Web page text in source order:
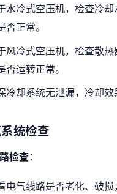
水冷式空压机，检查冷
否正常。
风冷式空压机，检查散
否运转正常。
冷却系统无泄漏，冷却效
统检查
检查：
电气线路是否老化、破